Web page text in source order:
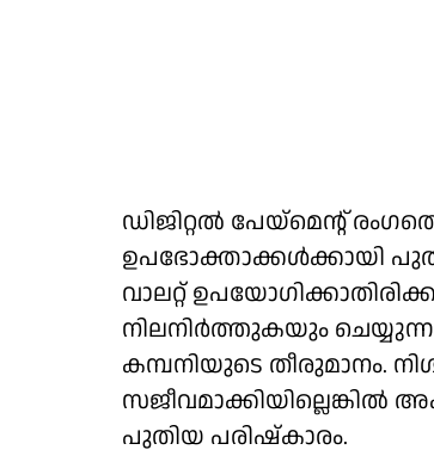
ഡിജിറ്റല്‍ പേയ്‌മെന്റ്
ഉപഭോക്താക്കള്‍ക്കായി
വാലറ്റ്
നിലനിര്‍ത്തുകയും
കമ്പനിയുടെ തീരുമാനം.
സജീവമാക്കിയില്ലെങ്കില്‍
പുതിയ പരിഷ്‌കാരം.